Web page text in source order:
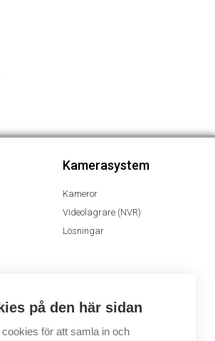
Kamerasystem
Kameror
Videolagrare (NVR)
Lösningar
Ljudsystem
på den här sidan
för att samla in och